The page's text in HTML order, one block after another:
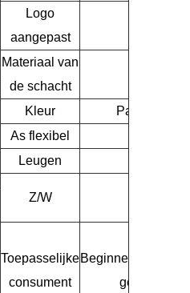
Logo
aangepast
Materiaal van
de schacht
Kleur
Paarsblauw
As flexibel
Leugen
Z/W
Toepasselijke
consument
Beginnende/
golfspelers